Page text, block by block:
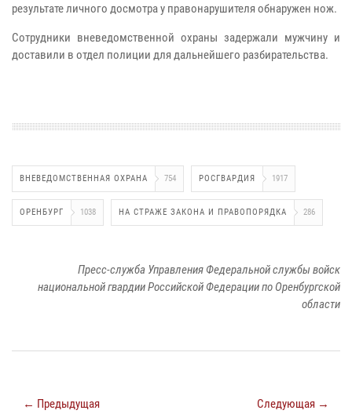
результате личного досмотра у правонарушителя обнаружен нож.
Сотрудники вневедомственной охраны задержали мужчину и
доставили в отдел полиции для дальнейшего разбирательства.
ВНЕВЕДОМСТВЕННАЯ ОХРАНА 754 РОСГВАРДИЯ 1917
ОРЕНБУРГ 1038 НА СТРАЖЕ ЗАКОНА И ПРАВОПОРЯДКА 286
Пресс-служба Управления Федеральной службы войск
национальной гвардии Российской Федерации по Оренбургской
области
← Предыдущая Следующая →